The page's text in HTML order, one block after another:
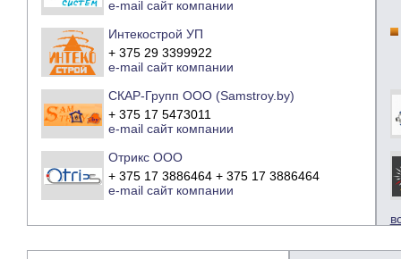
e-mail сайт компании
Интекострой УП
+ 375 29 3399922
e-mail сайт компании
СКАР-Групп ООО (Samstroy.by)
+ 375 17 5473011
e-mail сайт компании
Отрикс ООО
+ 375 17 3886464 + 375 17 3886464
e-mail сайт компании